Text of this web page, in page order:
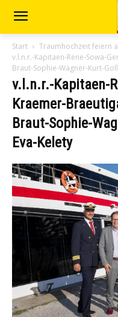
Start
Traumhochzeit feiern
v.l.n.r.-Kapitaen-Rene-Sowa-
Braut-Sophie-Wagner-Kurt-
v.l.n.r.-Kapitaen-
Kraemer-
Braut-Sophie-
Eva-Kelety